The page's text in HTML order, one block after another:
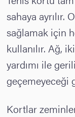
sahaya ayrılır.
sağlamak için
kullanılır. Ağ,
yardımı ile
geçemeyeceği
Kortlar